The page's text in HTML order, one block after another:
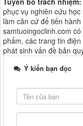
phục vụ nghiên cứu
làm căn cứ để tiến
samtuoingoclinh.com
phẩm, các trang tin
phát sinh vấn đề bản
Ý kiến bạn đọc